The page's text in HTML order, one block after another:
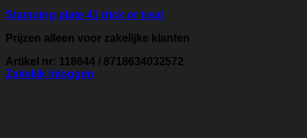
Stamping plate 41 trick or treat
Prijzen alleen voor zakelijke klanten
Artikel nr: 118644 / 8718634032572
Zakelijk inloggen